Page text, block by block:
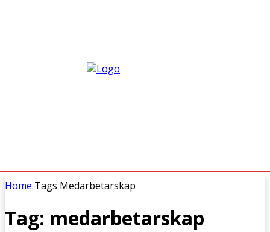
Home Tags Medarbetarskap
Tag: medarbetarskap